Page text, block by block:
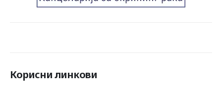
Корисни линкови